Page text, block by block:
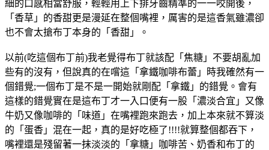
細的口感相當舒服，輕輕用上下排牙齒精準的一一咬開後，
「香草」的香甜更是漫延在整個嘴裡，厲害的是這香氣雖濃卻
也不會太搶布丁本身的「香甜」。
以前(吃這個布丁前)我老覺得布丁就該配「焦糖」不要胡亂加
些有的沒有，但說真的在嚐這「拿鐵咖啡布蕾」時我確然有一
個錯覺;一個布丁是不是一開始就剛配「拿鐵」的錯覺。會有
這樣的錯覺實在是這布丁才一入口便有一股「濃淡合宜」又像
牛奶又像咖啡的「味道」在嘴裡跑來跑去，加上本來就不算淡
的「蛋香」混在一起，真的是好吃極了!!!!就算整個都吞下，
嘴裡還是殘留著一抹淡淡的「拿糖」咖啡苦、奶香和布丁的